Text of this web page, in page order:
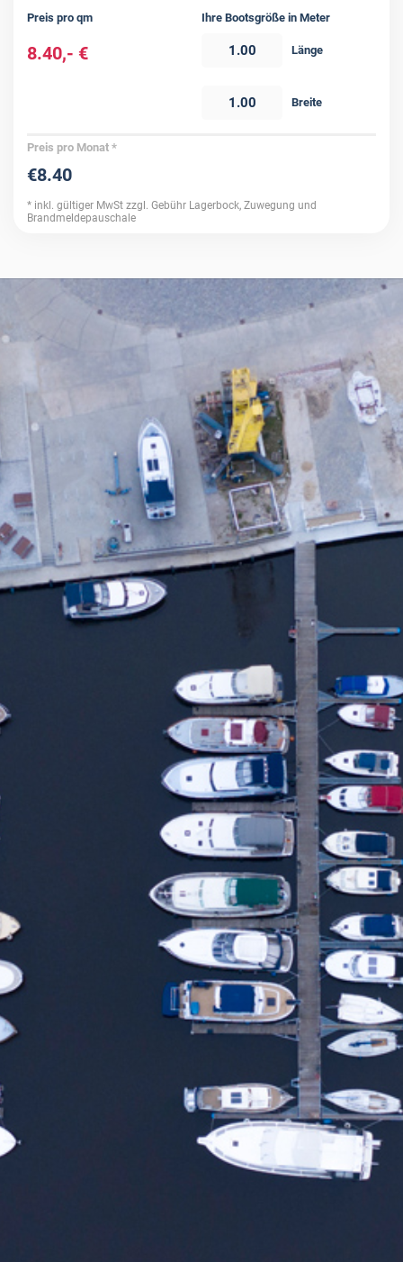
BOOTSTYP
akzeptiert.
Preis pro qm
8.40,- €
Ihre Bootsgröße in Meter
Länge
Breite
Preis pro Monat *
€8.40
* inkl. gültiger MwSt zzgl. Gebühr Lagerbock, Zuwegung und
Brandmeldepauschale